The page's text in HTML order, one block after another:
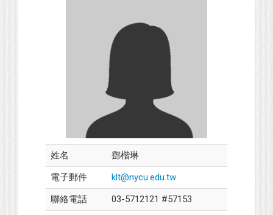
姓名
鄧楷琳
電子郵件
klt@nycu.edu.tw
聯絡電話
03-5712121 #57153